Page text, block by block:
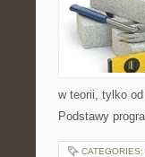
w teorii, tylko
Podstawy
CATEGORIES: